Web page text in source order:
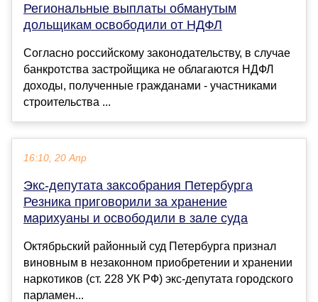
Региональные выплаты обманутым
дольщикам освободили от НДФЛ
Согласно российскому законодательству, в случае
банкротства застройщика не облагаются НДФЛ
доходы, полученные гражданами - участниками
строительства ...
16:10, 20 Апр
Экс-депутата заксобрания Петербурга
Резника приговорили за хранение
марихуаны и освободили в зале суда
Октябрьский районный суд Петербурга признал
виновным в незаконном приобретении и хранении
наркотиков (ст. 228 УК РФ) экс-депутата городского
парламен...